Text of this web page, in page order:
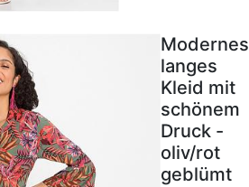
Modernes
langes
Kleid mit
schönem
Druck -
oliv/rot
geblümt